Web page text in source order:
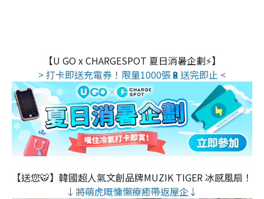
【U GO x CHARGESPOT 夏日消暑企劃⚡】
> 打卡即送充電券！限量1000張🔋送完即止 <
【送您🐯】韓國超人氣文創品牌MUZIK TIGER 冰感風扇！
↓將萌虎嘅慵懶療癒帶返屋企↓